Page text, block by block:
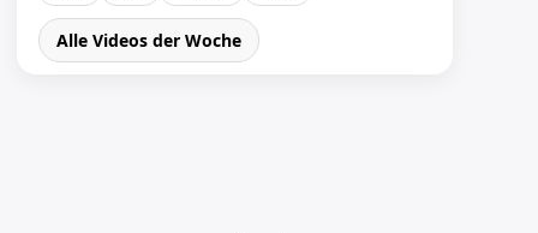
Alle Videos der Woche